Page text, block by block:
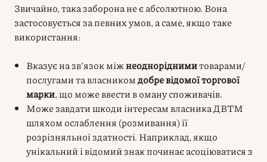
Звичайно, така заборона не є абсолютною. Вона
застосовується за певних умов, а саме, якщо таке
використання:
Вказує на зв’язок міжнеодноріднимитоварами/
послугами та власникомдобре відомої торгової
марки, що може ввести в оману споживачів.
Може завдати шкоди інтересам власника ДВТМ
шляхом ослаблення (розмивання) її
розрізняльної здатності. Наприклад, якщо
унікальний і відомий знак починає асоціюватися з